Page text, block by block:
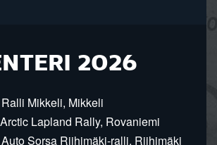
2026
Mikkeli, Mikkeli
Lapland Rally, Rovaniemi
Sorsa Riihimäki-ralli, Riihimäki